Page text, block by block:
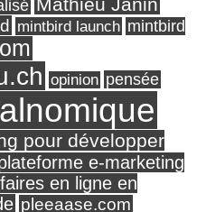
mintbird launch mintbird
opinion pensée
pour développer
e-marketing
en ligne en
pleeaase.com